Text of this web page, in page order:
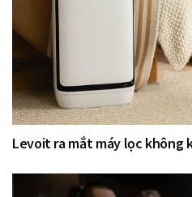
Levoit ra mắt máy lọc không